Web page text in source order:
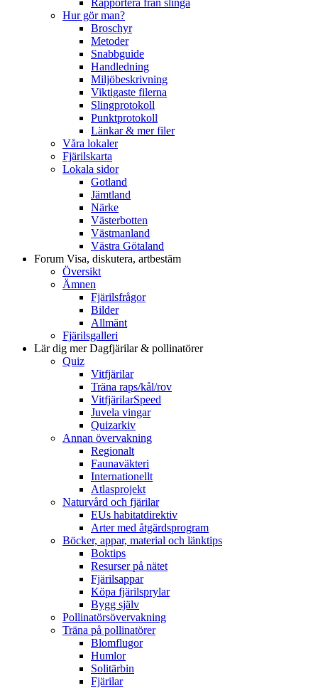
Hur gör man?
Broschyr
Metoder
Snabbguide
Handledning
Miljöbeskrivning
Viktigaste filerna
Slingprotokoll
Punktprotokoll
Länkar & mer filer
Våra lokaler
Fjärilskarta
Lokala sidor
Gotland
Jämtland
Närke
Västerbotten
Västmanland
Västra Götaland
Forum Visa, diskutera, artbestäm
Översikt
Ämnen
Fjärilsfrågor
Bilder
Allmänt
Fjärilsgalleri
Lär dig merDagfjärilar & pollinatörer
Quiz
Vitfjärilar
Träna raps/kål/rov
VitfjärilarSpeed
Juvela vingar
Quizarkiv
Annan övervakning
Regionalt
Faunaväkteri
Internationellt
Atlasprojekt
Naturvård och fjärilar
EUs habitatdirektiv
Arter med åtgärdsprogram
Böcker, appar, material och länktips
Boktips
Resurser på nätet
Fjärilsappar
Köpa fjärilsprylar
Bygg själv
Pollinatörsövervakning
Träna på pollinatörer
Blomflugor
Humlor
Solitärbin
Fjärilar